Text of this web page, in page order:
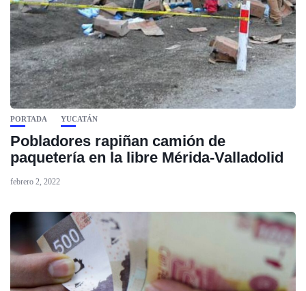
PORTADA YUCATÁN
Pobladores rapiñan camión de
paquetería en la libre Mérida-Valladolid
febrero 2, 2022